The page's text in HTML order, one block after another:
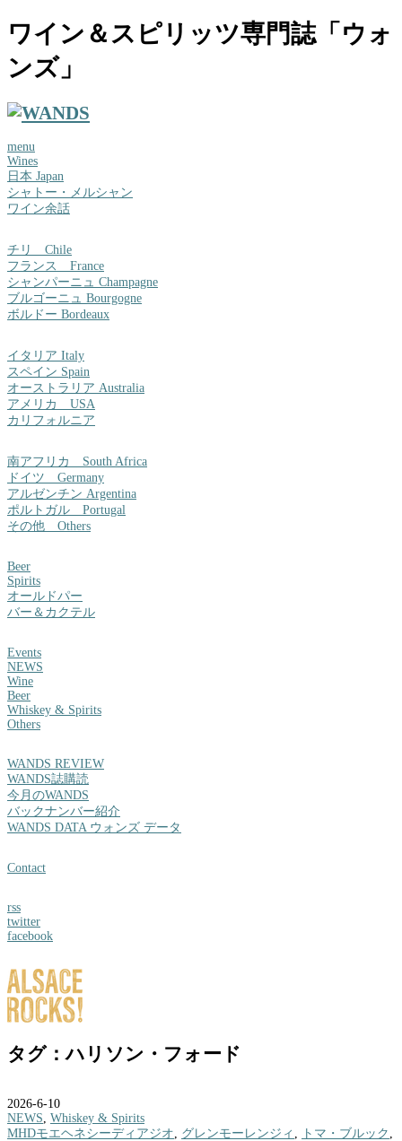
ワイン＆スピリッツ専門誌「ウォ
ンズ」
menu
Wines
日本 Japan
シャトー・メルシャン
ワイン余話
チリ Chile
フランス France
シャンパーニュ Champagne
ブルゴーニュ Bourgogne
ボルドー Bordeaux
イタリア Italy
スペイン Spain
オーストラリア Australia
アメリカ USA
カリフォルニア
南アフリカ South Africa
ドイツ Germany
アルゼンチン Argentina
ポルトガル Portugal
その他 Others
Beer
Spirits
オールドパー
バー＆カクテル
Events
NEWS
Wine
Beer
Whiskey & Spirits
Others
WANDS REVIEW
WANDS誌購読
今月のWANDS
バックナンバー紹介
WANDS DATA ウォンズ データ
Contact
rss
twitter
facebook
タグ：ハリソン・フォード
2026-6-10
NEWS Whiskey & Spirits
MHDモエヘネシーディアジオ
グレンモーレンジィ トマ・ブルック